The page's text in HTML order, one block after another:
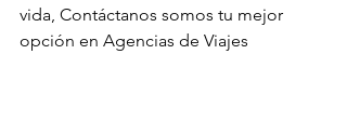
vida, Contáctanos somos tu mejor
opción en Agencias de Viajes